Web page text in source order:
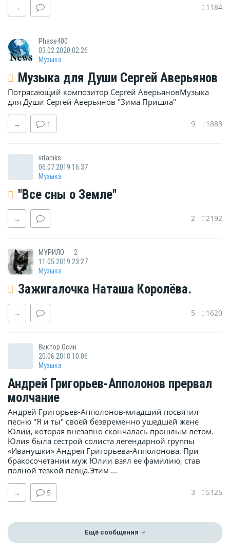
→ 1184
Phase400
03.02.2020 02:26
Музыка
Музыка для Души Сергей Аверьянов
Потрясающий композитор Сергей АверьяновМузыка
для Души Сергей Аверьянов "Зима Пришла"
→ 1 9 1883
vitaniks
06.07.2019 16:37
Музыка
"Все сны о Земле"
→ 2 2192
МУРИЛО
2
11.05.2019 23:27
Музыка
Зажигалочка Наташа Королёва.
→ 5 1620
Виктор Осин
20.06.2018 10:06
Музыка
Андрей Григорьев-Апполонов прервал
молчание
Андрей Григорьев-Апполонов-младший посвятил
песню "Я и ты" своей безвременно ушедшей жене
Юлии, которая внезапно скончалась прошлым летом.
Юлия была сестрой солиста легендарной группы
«Иванушки» Андрея Григорьева-Апполонова. При
бракосочетании муж Юлии взял ее фамилию, став
полной тезкой певца.Этим ...
→ 5 3 5126
Ещё сообщения